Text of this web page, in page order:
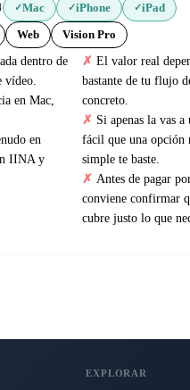
✓Mac ✓iPhone ✓iPad
Web Vision Pro
dentro de
vídeo.
en Mac,
en
IINA y
El valor real
bastante de tu flujo
concreto.
Si apenas la vas a
fácil que una opción
simple te baste.
Antes de pagar
conviene confirmar
cubre justo lo que
EXPLORAR